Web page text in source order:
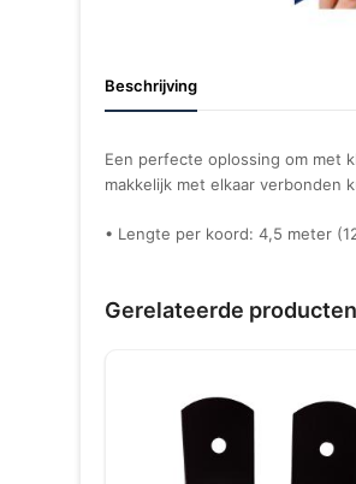
Beschrijving
Een perfecte oplossing om met
makkelijk met elkaar verbonden
• Lengte per koord: 4,5 meter
Gerelateerde producten